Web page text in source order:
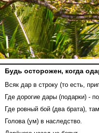
Будь осторожен, когда
Всяк дар в строку (то есть,
Где дорогие дары (подарки) -
Где ровный бой (два брата),
Голова (ум) в наследство.